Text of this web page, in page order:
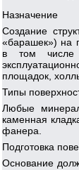
Назначение
Создание
«барашек») на
в том числе
площадок,
Типы
Любые
каменная
фанера.
Подготовка
Основание